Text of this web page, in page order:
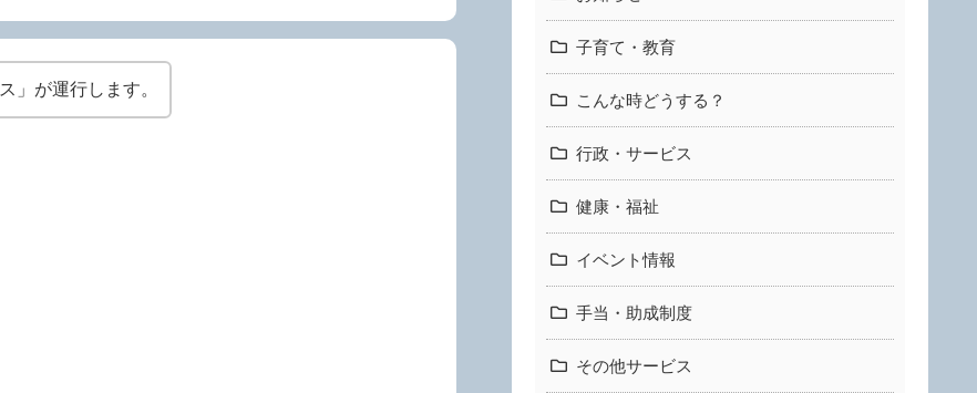
」が運行します。
子育て・教育
こんな時どうする？
行政・サービス
健康・福祉
イベント情報
手当・助成制度
その他サービス